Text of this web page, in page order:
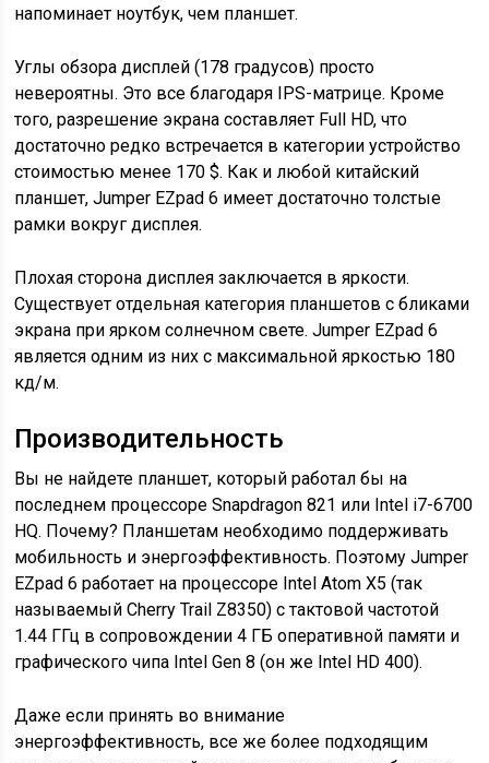
напоминает ноутбук, чем планшет.
Углы обзора дисплей (178 градусов) просто
невероятны. Это все благодаря IPS-матрице. Кроме
того, разрешение экрана составляет Full HD, что
достаточно редко встречается в категории устройство
стоимостью менее 170 $. Как и любой китайский
планшет, Jumper EZpad 6 имеет достаточно толстые
рамки вокруг дисплея.
Плохая сторона дисплея заключается в яркости.
Существует отдельная категория планшетов с бликами
экрана при ярком солнечном свете. Jumper EZpad 6
является одним из них c максимальной яркостью 180
кд/м.
Производительность
Вы не найдете планшет, который работал бы на
последнем процессоре Snapdragon 821 или Intel i7-6700
HQ. Почему? Планшетам необходимо поддерживать
мобильность и энергоэффективность. Поэтому Jumper
EZpad 6 работает на процессоре Intel Atom X5 (так
называемый Cherry Trail Z8350) с тактовой частотой
1.44 ГГц в сопровождении 4 ГБ оперативной памяти и
графического чипа Intel Gen 8 (он же Intel HD 400).
Даже если принять во внимание
энергоэффективность, все же более подходящим